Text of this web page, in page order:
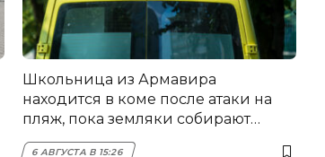
Школьница из Армавира
находится в коме после атаки на
пляж, пока земляки собирают
помощь
6 АВГУСТА В 15:26